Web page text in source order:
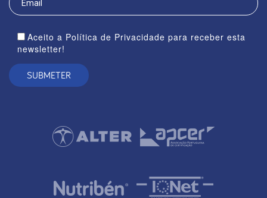
Aceito a Política de Privacidade para receber esta
newsletter!